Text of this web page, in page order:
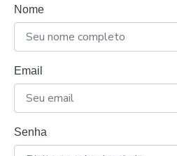
Nome
Email
Senha